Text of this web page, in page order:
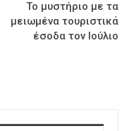
Το μυστήριο με τα
μειωμένα τουριστικά
έσοδα τον Ιούλιο